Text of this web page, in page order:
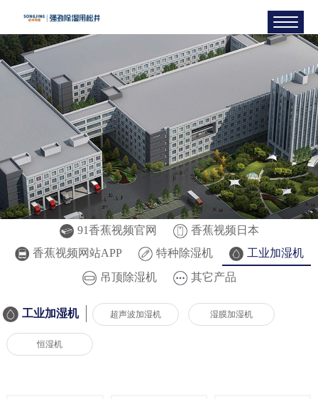
91香蕉视频官网
香蕉视频日本
香蕉视频网站APP
特种除湿机
工业加湿机
吊顶除湿机
其它产品
工业加湿机 超声波加湿机 湿膜加湿机
恒湿机